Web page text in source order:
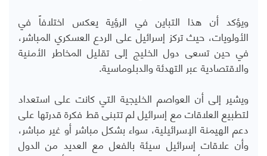
ويؤكد أن هذا التباين في الرؤية يعكس اختلافاً في
الأولويات، حيث تركز إسرائيل على الردع العسكري المباشر،
في حين تسعى دول الخليج إلى تقليل المخاطر الأمنية
والاقتصادية عبر التهدئة والدبلوماسية.
ويشير إلى أن العواصم الخليجية التي كانت على استعداد
لتطبيع العلاقات مع إسرائيل لم تتبنى قط فكرة قدرتها على
دعم الهيمنة الإسرائيلية، سواء بشكل مباشر أو غير مباشر،
وأن علاقات إسرائيل سيئة بالفعل مع العديد من الدول